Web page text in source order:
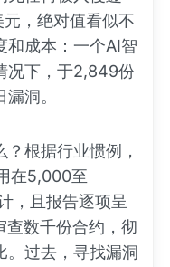
，绝对值看似不
和成本：一个AI智
况下，于2,849份
洞。
根据行业惯例，
在5,000至
，且报告逐项呈
查数千份合约，彻
。过去，寻找漏洞